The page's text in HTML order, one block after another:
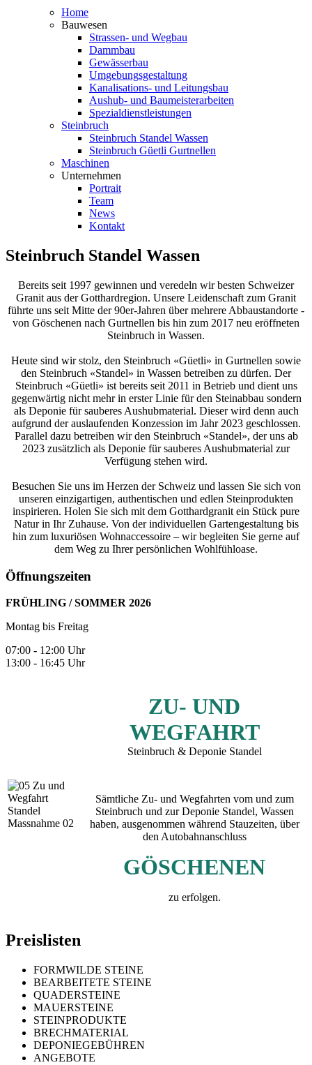
Home
Bauwesen
Strassen- und Wegbau
Dammbau
Gewässerbau
Umgebungsgestaltung
Kanalisations- und Leitungsbau
Aushub- und Baumeisterarbeiten
Spezialdienstleistungen
Steinbruch
Steinbruch Standel Wassen
Steinbruch Güetli Gurtnellen
Maschinen
Unternehmen
Portrait
Team
News
Kontakt
Steinbruch Standel Wassen
Bereits seit 1997 gewinnen und veredeln wir besten Schweizer
Granit aus der Gotthardregion. Unsere Leidenschaft zum Granit
führte uns seit Mitte der 90er-Jahren über mehrere Abbaustandorte -
von Göschenen nach Gurtnellen bis hin zum 2017 neu eröffneten
Steinbruch in Wassen.
Heute sind wir stolz, den Steinbruch «Güetli» in Gurtnellen sowie
den Steinbruch «Standel» in Wassen betreiben zu dürfen. Der
Steinbruch «Güetli» ist bereits seit 2011 in Betrieb und dient uns
gegenwärtig nicht mehr in erster Linie für den Steinabbau sondern
als Deponie für sauberes Aushubmaterial. Dieser wird denn auch
aufgrund der auslaufenden Konzession im Jahr 2023 geschlossen.
Parallel dazu betreiben wir den Steinbruch «Standel», der uns ab
2023 zusätzlich als Deponie für sauberes Aushubmaterial zur
Verfügung stehen wird.
Besuchen Sie uns im Herzen der Schweiz und lassen Sie sich von
unseren einzigartigen, authentischen und edlen Steinprodukten
inspirieren. Holen Sie sich mit dem Gotthardgranit ein Stück pure
Natur in Ihr Zuhause. Von der individuellen Gartengestaltung bis
hin zum luxuriösen Wohnaccessoire – wir begleiten Sie gerne auf
dem Weg zu Ihrer persönlichen Wohlfühloase.
Öffnungszeiten
FRÜHLING / SOMMER 2026
Montag bis Freitag
07:00 - 12:00 Uhr
13:00 - 16:45 Uhr
ZU- UND
WEGFAHRT
Steinbruch & Deponie Standel
Sämtliche Zu- und Wegfahrten vom und zum
Steinbruch und zur Deponie Standel, Wassen
haben, ausgenommen während Stauzeiten, über
den Autobahnanschluss
GÖSCHENEN
zu erfolgen.
Preislisten
FORMWILDE STEINE
BEARBEITETE STEINE
QUADERSTEINE
MAUERSTEINE
STEINPRODUKTE
BRECHMATERIAL
DEPONIEGEBÜHREN
ANGEBOTE